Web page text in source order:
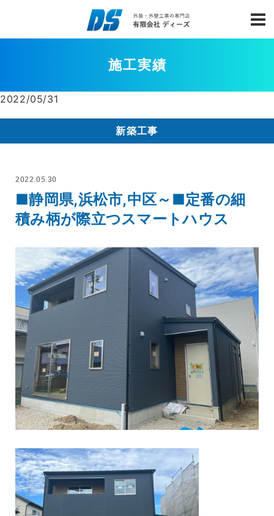
施工実績
2022/05/31
新築工事
2022.05.30
■静岡県,浜松市,中区～■定番の細
積み柄が際立つスマートハウス